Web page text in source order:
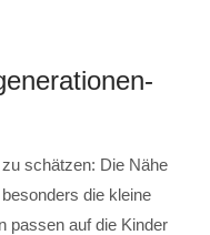
schätzen: Die Nähe
die kleine
passen auf die Kinder